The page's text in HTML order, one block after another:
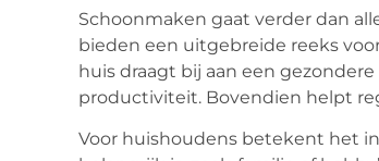
Schoonmaken gaat verder dan
bieden een uitgebreide reeks
huis draagt bij aan een
productiviteit. Bovendien helpt
Voor huishoudens betekent het